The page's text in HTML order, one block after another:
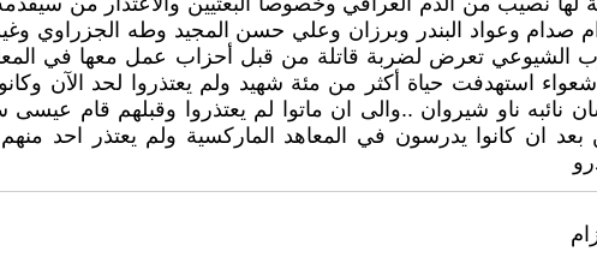
صدام وعواد البندر وبرزان وعلي حسن المجيد وطه
الشيوعي تعرض لضربة قاتلة من قبل أحزاب عمل معها في
استهدفت حياة أكثر من مئة شهيد ولم يعتذروا لحد الآن
نائبه ناو شيروان ..والى ان ماتوا لم يعتذروا وقبلهم قام